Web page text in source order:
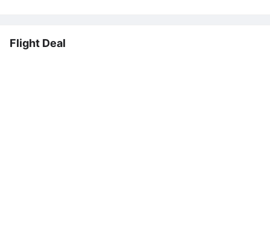
Flight Deal